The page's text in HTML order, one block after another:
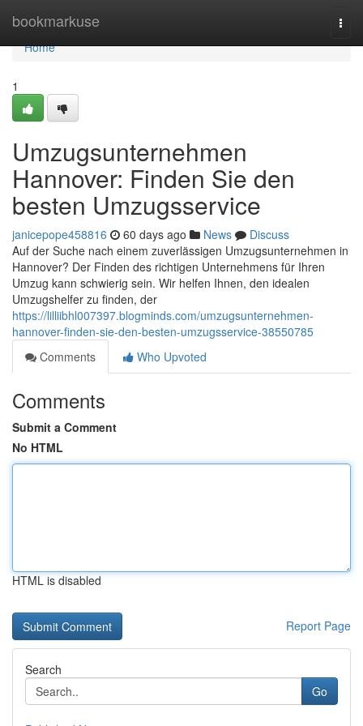
bookmarkuse
Home
Home
1
Umzugsunternehmen
Hannover: Finden Sie den
besten Umzugsservice
janicepope458816 60 days ago News
Discuss
Auf der Suche nach einem zuverlässigen Umzugsunternehmen in
Hannover? Der Finden des richtigen Unternehmens für Ihren
Umzug kann schwierig sein. Wir helfen Ihnen, den idealen
Umzugshelfer zu finden, der
https://lilliibhl007397.blogminds.com/umzugsunternehmen-
hannover-finden-sie-den-besten-umzugsservice-38550785
Comments
Who Upvoted
Comments
Submit a Comment
No HTML
HTML is disabled
Report Page
Search
Go